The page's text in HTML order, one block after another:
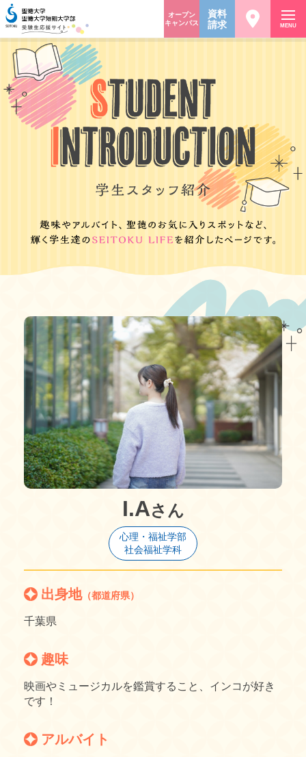
オープン
キャンパス
資料
請求
MENU
I.Aさん
心理・福祉学部
社会福祉学科
出身地（都道府県）
千葉県
趣味
映画やミュージカルを鑑賞すること、インコが好き
です！
アルバイト